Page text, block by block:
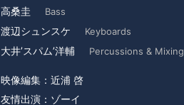
高桑圭 Bass
渡辺シュンスケ Keyboards
大井’スパム’洋輔 Percussions & Mixing
映像編集：近浦 啓
友情出演：ゾーイ